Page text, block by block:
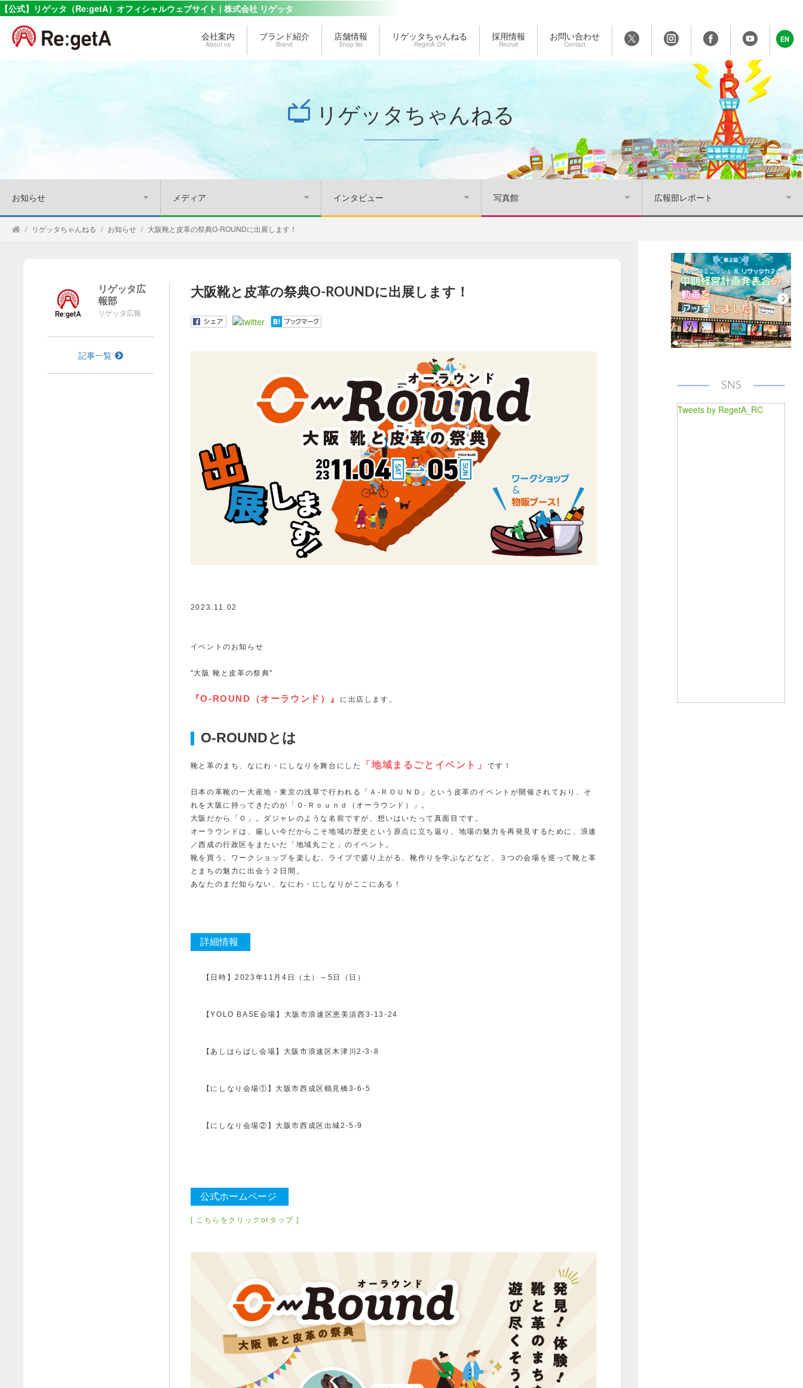
【公式】リゲッタ（Re:getA）オフィシャルウェブサイト | 株式会社 リゲッタ
会社案内
About us
ブランド紹介
Brand
店舗情報
Shop list
リゲッタちゃんねる
RegetA CH
採用情報
Recruit
お問い合わせ
Contact
EN
リゲッタちゃんねる
お知らせ メディア インタビュー 写真館 広報部レポート
リゲッタちゃんねる お知らせ 大阪靴と皮革の祭典O-ROUNDに出展します！
リゲッタ広
報部
リゲッタ広報
記事一覧
大阪靴と皮革の祭典O-ROUNDに出展します！
2023.11.02
イベントのお知らせ
"大阪 靴と皮革の祭典"
『O-ROUND（オーラウンド）』 に出店します。
O-ROUNDとは
靴と革のまち、なにわ・にしなりを舞台にした 「地域まるごとイベント」 です！
日本の革靴の一大産地・東京の浅草で行われる 「Ａ-ＲＯＵＮＤ」 という皮革のイベントが開催されており、 そ
れを大阪に持ってきたのが「Ｏ-Ｒｏｕｎｄ（オーラウンド）」。
大阪だから「Ｏ」。ダジャレのような名前ですが、想いはいたって真面目です。
オーラウンドは、 厳しい今だからこそ地域の歴史という原点に立ち返り、地場の魅力を再発見するために、 浪速
／西成の行政区をまたいだ「地域丸ごと」のイベント。
靴を買う、ワークショップを楽しむ、ライブで盛り上がる、靴作りを学ぶなどなど、３つの会場を巡って靴と革
とまちの魅力に出会う２日間。
あなたのまだ知らない、なにわ・にしなりがここにある！
詳細情報
【日時】2023年11月4日（土）～5日（日）
【YOLO BASE会場】 大阪市浪速区恵美須西3-13-24
【あしはらばし会場】 大阪市浪速区木津川2-3-8
【にしなり会場①】 大阪市西成区鶴見橋3-6-5
【にしなり会場②】 大阪市西成区出城2-5-9
公式ホームページ
[ こちらをクリックorタップ ]
SNS
Tweets by RegetA_RC